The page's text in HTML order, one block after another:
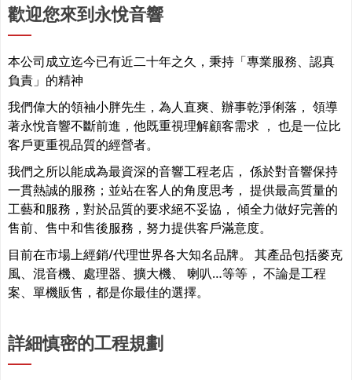
歡迎您來到永悅音響
本公司成立迄今已有近二十年之久，秉持「專業服務、認真
負責」的精神
我們偉大的領袖小胖先生，為人直爽、辦事乾淨俐落， 領導
著永悅音響不斷前進，他既重視理解顧客需求 ， 也是一位比
客戶更重視品質的經營者。
我們之所以能成為最資深的音響工程老店， 係於對音響保持
一貫熱誠的服務；並站在客人的角度思考， 提供最高質量的
工藝和服務，對於品質的要求絕不妥協， 傾全力做好完善的
售前、售中和售後服務，努力提供客戶滿意度。
目前在市場上經銷/代理世界各大知名品牌。 其產品包括麥克
風、混音機、處理器、擴大機、 喇叭…等等， 不論是工程
案、單機販售，都是你最佳的選擇。
詳細慎密的工程規劃